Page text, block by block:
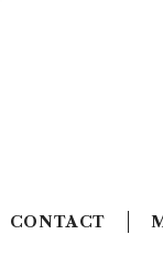
CONTACT